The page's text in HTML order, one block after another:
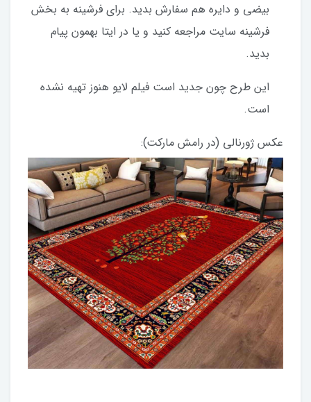
بیضی و دایره هم سفارش بدید. برای فرشینه به بخش
فرشینه سایت مراجعه کنید و یا در ایتا بهمون پیام
بدید.
این طرح چون جدید است فیلم لایو هنوز تهیه نشده
است.
عکس ژورنالی (در رامش مارکت):